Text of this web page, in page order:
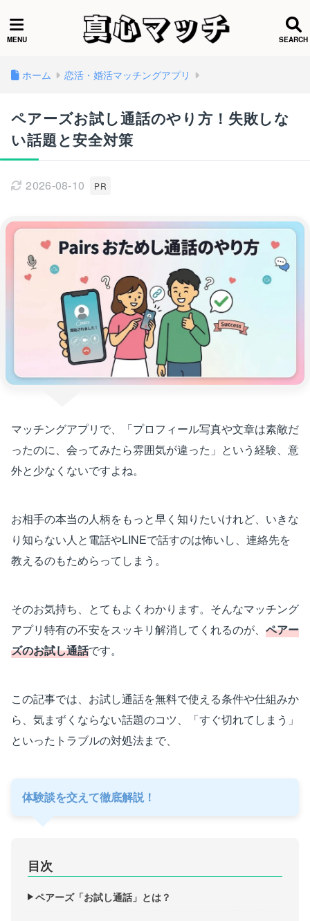
ホーム 恋活・婚活マッチングアプリ
ペアーズお試し通話のやり方！失敗しな
い話題と安全対策
2026-08-10 PR
マッチングアプリで、「プロフィール写真や文章は素敵だ
ったのに、会ってみたら雰囲気が違った」という経験、意
外と少なくないですよね。
お相手の本当の人柄をもっと早く知りたいけれど、いきな
り知らない人と電話やLINEで話すのは怖いし、連絡先を
教えるのもためらってしまう。
そのお気持ち、とてもよくわかります。そんなマッチング
アプリ特有の不安をスッキリ解消してくれるのが、 ペアー
ズのお試し通話です。
この記事では、お試し通話を無料で使える条件や仕組みか
ら、気まずくならない話題のコツ、「すぐ切れてしまう」
といったトラブルの対処法まで、
体験談を交えて徹底解説！
目次
ペアーズ「お試し通話」とは？